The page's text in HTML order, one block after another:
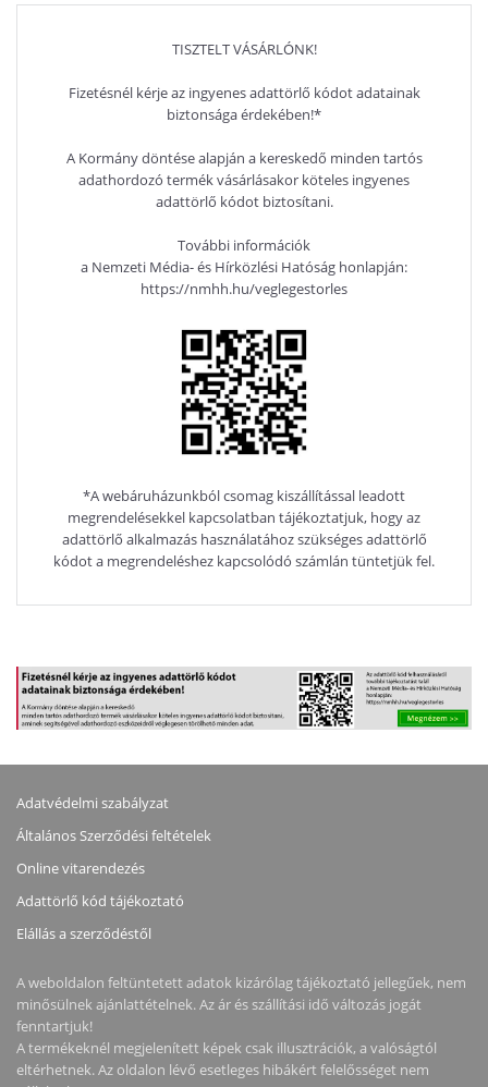
TISZTELT VÁSÁRLÓNK!
Fizetésnél kérje az ingyenes adattörlő kódot adatainak
biztonsága érdekében!*
A Kormány döntése alapján a kereskedő minden tartós
adathordozó termék vásárlásakor köteles ingyenes
adattörlő kódot biztosítani.
További információk
a Nemzeti Média- és Hírközlési Hatóság honlapján:
https://nmhh.hu/veglegestorles
*A webáruházunkból csomag kiszállítással leadott
megrendelésekkel kapcsolatban tájékoztatjuk, hogy az
adattörlő alkalmazás használatához szükséges adattörlő
kódot a megrendeléshez kapcsolódó számlán tüntetjük fel.
Adatvédelmi szabályzat
Általános Szerződési feltételek
Online vitarendezés
Adattörlő kód tájékoztató
Elállás a szerződéstől
A weboldalon feltüntetett adatok kizárólag tájékoztató jellegűek, nem
minősülnek ajánlattételnek. Az ár és szállítási idő változás jogát
fenntartjuk!
A termékeknél megjelenített képek csak illusztrációk, a valóságtól
eltérhetnek. Az oldalon lévő esetleges hibákért felelősséget nem